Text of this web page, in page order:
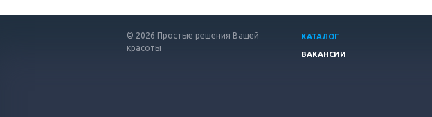
© 2026 Простые решения Вашей
красоты
КАТАЛОГ
ВАКАНСИИ